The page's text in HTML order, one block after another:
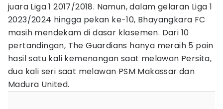
juara Liga 1 2017/2018. Namun, dalam gelaran Liga 1
2023/2024 hingga pekan ke-10, Bhayangkara FC
masih mendekam di dasar klasemen. Dari 10
pertandingan, The Guardians hanya meraih 5 poin
hasil satu kali kemenangan saat melawan Persita,
dua kali seri saat melawan PSM Makassar dan
Madura United.